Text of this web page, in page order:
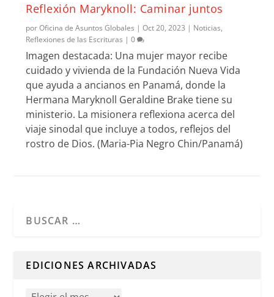
Reflexión Maryknoll: Caminar juntos
porOficina de Asuntos Globales |Oct 20, 2023 | Noticias,
Reflexiones de las Escrituras |0
Imagen destacada: Una mujer mayor recibe
cuidado y vivienda de la Fundación Nueva Vida
que ayuda a ancianos en Panamá, donde la
Hermana Maryknoll Geraldine Brake tiene su
ministerio. La misionera reflexiona acerca del
viaje sinodal que incluye a todos, reflejos del
rostro de Dios. (Maria-Pia Negro Chin/Panamá)
EDICIONES ARCHIVADAS